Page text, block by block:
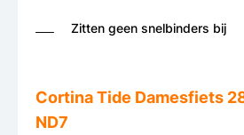
Zitten geen snelbinders bij
Cortina Tide Damesfiets
ND7